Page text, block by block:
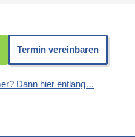
Termin vereinbaren
Dann hier entlang…